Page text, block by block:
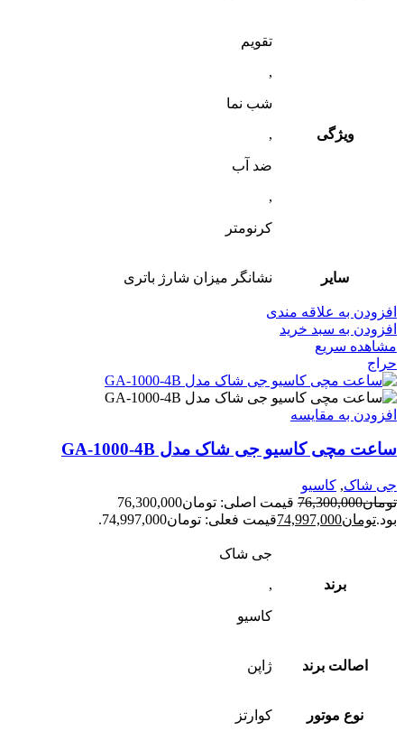
ویژگی
تقویم
,
شب‌ نما
,
ضد آب
,
کرنومتر
سایر نشانگر میزان شارژ باتری
افزودن به علاقه مندی
افزودن به سبد خرید
مشاهده سریع
حراج
افزودن به مقایسه
ساعت مچی کاسیو جی شاک مدل GA-1000-4B
جی شاک, کاسیو
تومان76,300,000
قیمت اصلی: تومان76,300,000
بود.تومان74,997,000قیمت فعلی: تومان74,997,000.
برند
جی شاک
,
کاسیو
اصالت برند ژاپن
نوع موتور کوارتز